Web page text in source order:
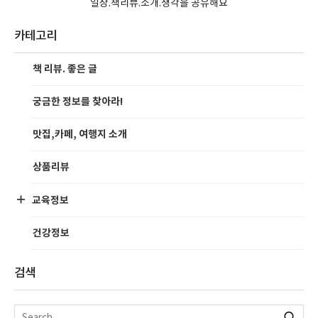
일상.책리뷰.소개.생각을 공유해요
카테고리
책 리뷰. 좋은 글
궁금한 정보를 찾아라!
맛집,카페, 여행지 소개
상품리뷰
교육정보
건강정보
검색